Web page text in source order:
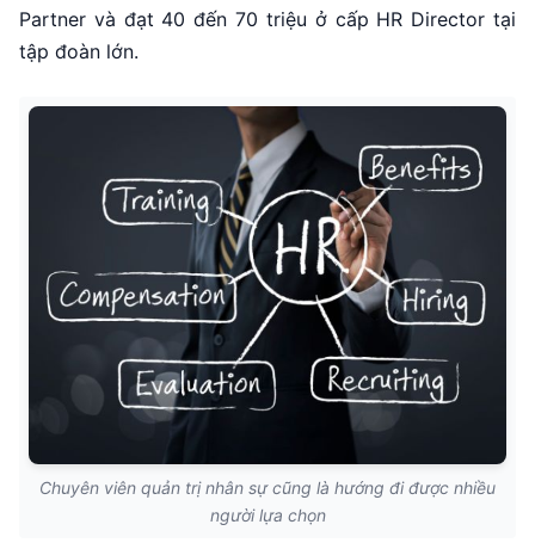
Partner và đạt 40 đến 70 triệu ở cấp HR Director tại
tập đoàn lớn.
Chuyên viên quản trị nhân sự cũng là hướng đi được nhiều
người lựa chọn